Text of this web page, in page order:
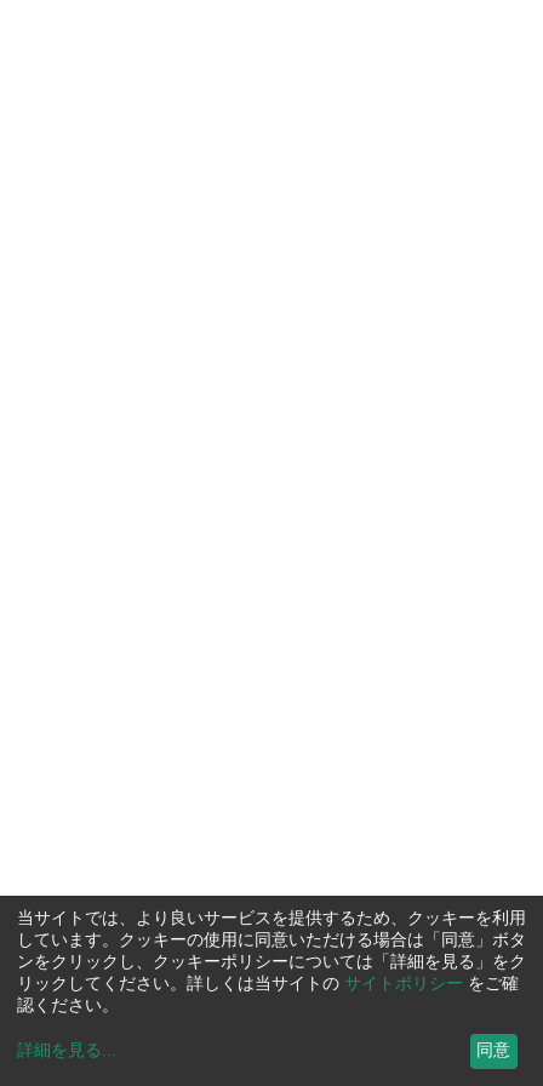
当サイトでは、より良いサービスを提供するため、クッキーを利用
しています。クッキーの使用に同意いただける場合は「同意」ボタ
ンをクリックし、クッキーポリシーについては「詳細を見る」をク
リックしてください。詳しくは当サイトの サイトポリシー をご確
認ください。
詳細を見る ... 同意